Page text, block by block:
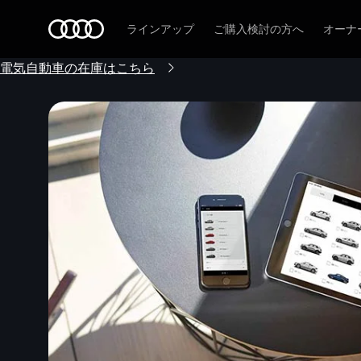
ラインアップ ご購入検討の方へ オーナ
電気自動車の在庫はこちら